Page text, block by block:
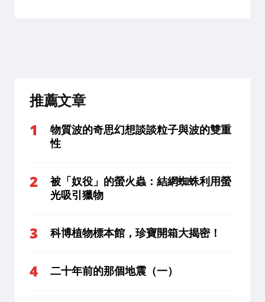
推薦文章
物質波的奇思幻想談談粒子與波的雙重
性
被「奴役」的螢火蟲：結網蜘蛛利用螢
光吸引獵物
科博植物標本館，珍寶開箱大揭密！
二十年前的那個地震（一）